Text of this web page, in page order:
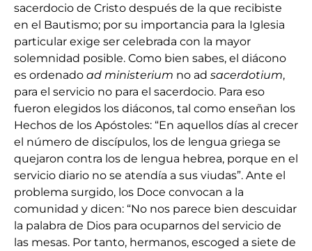
sacerdocio de Cristo después de la que recibiste
en el Bautismo; por su importancia para la Iglesia
particular exige ser celebrada con la mayor
solemnidad posible. Como bien sabes, el diácono
es ordenado ad ministerium no ad sacerdotium,
para el servicio no para el sacerdocio. Para eso
fueron elegidos los diáconos, tal como enseñan los
Hechos de los Apóstoles: “En aquellos días al crecer
el número de discípulos, los de lengua griega se
quejaron contra los de lengua hebrea, porque en el
servicio diario no se atendía a sus viudas”. Ante el
problema surgido, los Doce convocan a la
comunidad y dicen: “No nos parece bien descuidar
la palabra de Dios para ocuparnos del servicio de
las mesas. Por tanto, hermanos, escoged a siete de